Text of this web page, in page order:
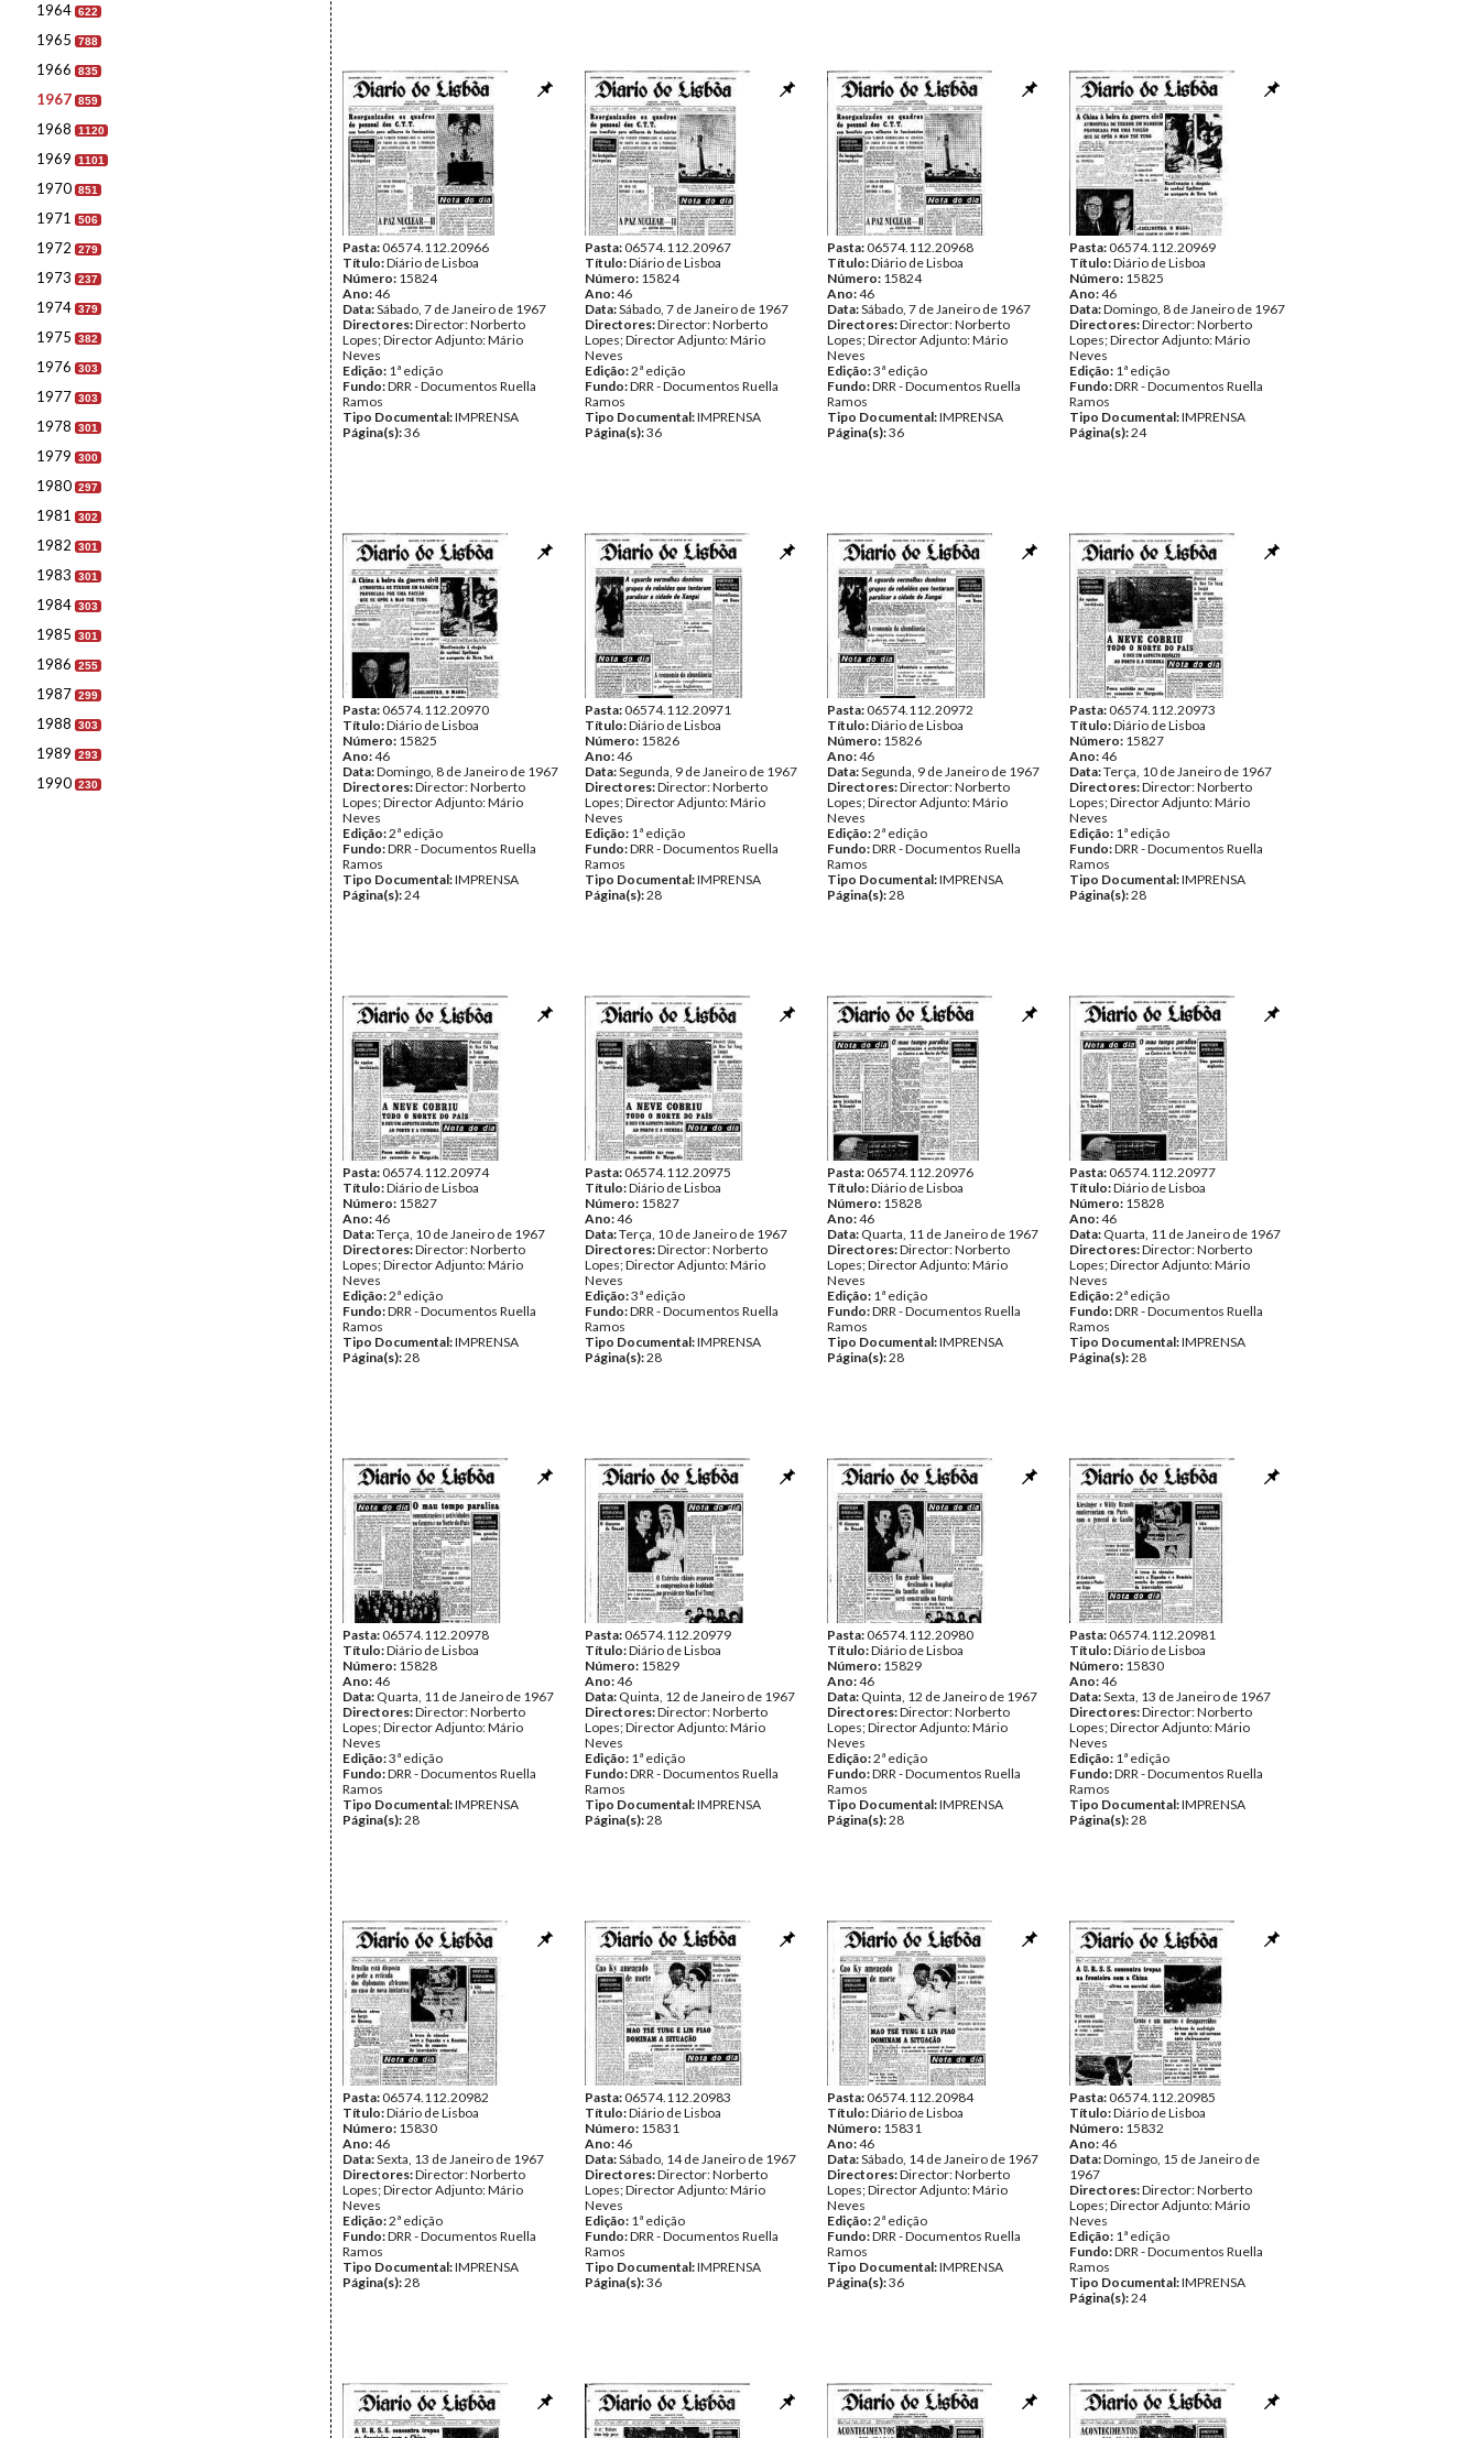
1964 622
1965 788
1966 835
1967 859
1968 1120
1969 1101
1970 851
1971 506
1972 279
1973 237
1974 379
1975 382
1976 303
1977 303
1978 301
1979 300
1980 297
1981 302
1982 301
1983 301
1984 303
1985 301
1986 255
1987 299
1988 303
1989 293
1990 230
Pasta:06574.112.20966
Título:Diário de Lisboa
Número: 15824
Ano:46
Data:Sábado, 7 de Janeiro de 1967
Directores:Director: Norberto
Lopes; Director Adjunto: Mário
Neves
Edição: 1ª edição
Fundo:DRR - Documentos Ruella
Ramos
Tipo Documental:IMPRENSA
Página(s):36
Pasta:06574.112.20967
Título:Diário de Lisboa
Número: 15824
Ano:46
Data:Sábado, 7 de Janeiro de 1967
Directores:Director: Norberto
Lopes; Director Adjunto: Mário
Neves
Edição:2ª edição
Fundo:DRR - Documentos Ruella
Ramos
Tipo Documental:IMPRENSA
Página(s):36
Pasta:06574.112.20968
Título:Diário de Lisboa
Número: 15824
Ano:46
Data:Sábado, 7 de Janeiro de 1967
Directores:Director: Norberto
Lopes; Director Adjunto: Mário
Neves
Edição:3ª edição
Fundo:DRR - Documentos Ruella
Ramos
Tipo Documental:IMPRENSA
Página(s):36
Pasta:06574.112.20969
Título:Diário de Lisboa
Número: 15825
Ano:46
Data:Domingo, 8 de Janeiro de 1967
Directores:Director: Norberto
Lopes; Director Adjunto: Mário
Neves
Edição: 1ª edição
Fundo:DRR - Documentos Ruella
Ramos
Tipo Documental:IMPRENSA
Página(s):24
Pasta:06574.112.20970
Título:Diário de Lisboa
Número: 15825
Ano:46
Data:Domingo, 8 de Janeiro de 1967
Directores:Director: Norberto
Lopes; Director Adjunto: Mário
Neves
Edição:2ª edição
Fundo:DRR - Documentos Ruella
Ramos
Tipo Documental:IMPRENSA
Página(s):24
Pasta:06574.112.20971
Título:Diário de Lisboa
Número: 15826
Ano:46
Data:Segunda, 9 de Janeiro de 1967
Directores:Director: Norberto
Lopes; Director Adjunto: Mário
Neves
Edição: 1ª edição
Fundo:DRR - Documentos Ruella
Ramos
Tipo Documental:IMPRENSA
Página(s):28
Pasta:06574.112.20972
Título:Diário de Lisboa
Número: 15826
Ano:46
Data:Segunda, 9 de Janeiro de 1967
Directores:Director: Norberto
Lopes; Director Adjunto: Mário
Neves
Edição:2ª edição
Fundo:DRR - Documentos Ruella
Ramos
Tipo Documental:IMPRENSA
Página(s):28
Pasta:06574.112.20973
Título:Diário de Lisboa
Número: 15827
Ano:46
Data:Terça, 10 de Janeiro de 1967
Directores:Director: Norberto
Lopes; Director Adjunto: Mário
Neves
Edição: 1ª edição
Fundo:DRR - Documentos Ruella
Ramos
Tipo Documental:IMPRENSA
Página(s):28
Pasta:06574.112.20974
Título:Diário de Lisboa
Número: 15827
Ano:46
Data:Terça, 10 de Janeiro de 1967
Directores:Director: Norberto
Lopes; Director Adjunto: Mário
Neves
Edição:2ª edição
Fundo:DRR - Documentos Ruella
Ramos
Tipo Documental:IMPRENSA
Página(s):28
Pasta:06574.112.20975
Título:Diário de Lisboa
Número: 15827
Ano:46
Data:Terça, 10 de Janeiro de 1967
Directores:Director: Norberto
Lopes; Director Adjunto: Mário
Neves
Edição:3ª edição
Fundo:DRR - Documentos Ruella
Ramos
Tipo Documental:IMPRENSA
Página(s):28
Pasta:06574.112.20976
Título:Diário de Lisboa
Número: 15828
Ano:46
Data: Quarta, 11 de Janeiro de 1967
Directores:Director: Norberto
Lopes; Director Adjunto: Mário
Neves
Edição: 1ª edição
Fundo:DRR - Documentos Ruella
Ramos
Tipo Documental:IMPRENSA
Página(s):28
Pasta:06574.112.20977
Título:Diário de Lisboa
Número: 15828
Ano:46
Data: Quarta, 11 de Janeiro de 1967
Directores:Director: Norberto
Lopes; Director Adjunto: Mário
Neves
Edição:2ª edição
Fundo:DRR - Documentos Ruella
Ramos
Tipo Documental:IMPRENSA
Página(s):28
Pasta:06574.112.20978
Título:Diário de Lisboa
Número: 15828
Ano:46
Data: Quarta, 11 de Janeiro de 1967
Directores:Director: Norberto
Lopes; Director Adjunto: Mário
Neves
Edição:3ª edição
Fundo:DRR - Documentos Ruella
Ramos
Tipo Documental:IMPRENSA
Página(s):28
Pasta:06574.112.20979
Título:Diário de Lisboa
Número: 15829
Ano:46
Data: Quinta, 12 de Janeiro de 1967
Directores:Director: Norberto
Lopes; Director Adjunto: Mário
Neves
Edição: 1ª edição
Fundo:DRR - Documentos Ruella
Ramos
Tipo Documental:IMPRENSA
Página(s):28
Pasta:06574.112.20980
Título:Diário de Lisboa
Número: 15829
Ano:46
Data: Quinta, 12 de Janeiro de 1967
Directores:Director: Norberto
Lopes; Director Adjunto: Mário
Neves
Edição:2ª edição
Fundo:DRR - Documentos Ruella
Ramos
Tipo Documental:IMPRENSA
Página(s):28
Pasta:06574.112.20981
Título:Diário de Lisboa
Número: 15830
Ano:46
Data:Sexta, 13 de Janeiro de 1967
Directores:Director: Norberto
Lopes; Director Adjunto: Mário
Neves
Edição: 1ª edição
Fundo:DRR - Documentos Ruella
Ramos
Tipo Documental:IMPRENSA
Página(s):28
Pasta:06574.112.20982
Título:Diário de Lisboa
Número: 15830
Ano:46
Data:Sexta, 13 de Janeiro de 1967
Directores:Director: Norberto
Lopes; Director Adjunto: Mário
Neves
Edição:2ª edição
Fundo:DRR - Documentos Ruella
Ramos
Tipo Documental:IMPRENSA
Página(s):28
Pasta:06574.112.20983
Título:Diário de Lisboa
Número: 15831
Ano:46
Data:Sábado, 14 de Janeiro de 1967
Directores:Director: Norberto
Lopes; Director Adjunto: Mário
Neves
Edição: 1ª edição
Fundo:DRR - Documentos Ruella
Ramos
Tipo Documental:IMPRENSA
Página(s):36
Pasta:06574.112.20984
Título:Diário de Lisboa
Número: 15831
Ano:46
Data:Sábado, 14 de Janeiro de 1967
Directores:Director: Norberto
Lopes; Director Adjunto: Mário
Neves
Edição:2ª edição
Fundo:DRR - Documentos Ruella
Ramos
Tipo Documental:IMPRENSA
Página(s):36
Pasta:06574.112.20985
Título:Diário de Lisboa
Número: 15832
Ano:46
Data:Domingo, 15 de Janeiro de
1967
Directores:Director: Norberto
Lopes; Director Adjunto: Mário
Neves
Edição: 1ª edição
Fundo:DRR - Documentos Ruella
Ramos
Tipo Documental:IMPRENSA
Página(s):24